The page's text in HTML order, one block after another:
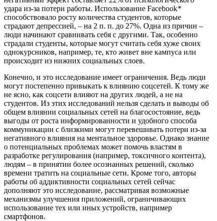
удара из-за потери работы. Использование Facebook*
способствовало росту количества студентов, которые
страдают депрессией, – на 2 п. п. до 27%. Одна из причин –
люди начинают сравнивать себя с другими. Так, особенно
страдали студенты, которые могут считать себя хуже своих
однокурсников, например, те, кто живет вне кампуса или
происходит из нижних социальных слоев.
Конечно, и это исследование имеет ограничения. Ведь люди
могут постепенно привыкать к влиянию соцсетей. К тому же
не ясно, как соцсети влияют на других людей, а не на
студентов. Из этих исследований нельзя сделать и выводы об
общем влиянии социальных сетей на благосостояние, ведь
выгоды от роста информированности и удобного способа
коммуникации с близкими могут перевешивать потери из-за
негативного влияния на ментальное здоровье. Однако знание
о потенциальных проблемах может помочь властям в
разработке регулирования (например, токсичного контента),
людям – в принятии более осознанных решений, сколько
времени тратить на социальные сети. Кроме того, авторы
работы об аддиктивности социальных сетей сейчас
дополняют это исследование, рассматривая возможные
механизмы улучшения приложений, ограничивающих
использование тех или иных устройств, например
смартфонов.